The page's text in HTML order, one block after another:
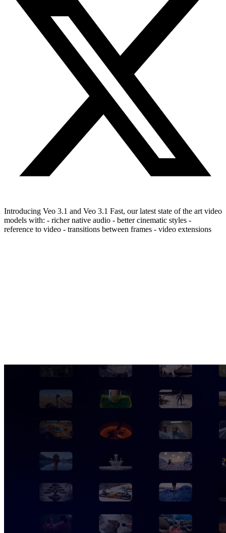
Introducing Veo 3.1 and Veo 3.1 Fast, our latest state of the art video
models with: - richer native audio - better cinematic styles -
reference to video - transitions between frames - video extensions